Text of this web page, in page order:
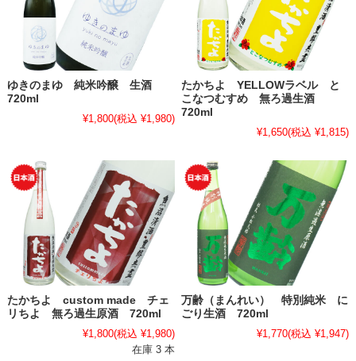
ゆきのまゆ 純米吟醸 生酒
720ml
¥1,800(税込 ¥1,980)
たかちよ YELLOWラベル と
こなつむすめ 無ろ過生酒
720ml
¥1,650(税込 ¥1,815)
たかちよ custom made チェ
リちよ 無ろ過生原酒 720ml
¥1,800(税込 ¥1,980)
在庫 3 本
万齢（まんれい） 特別純米 に
ごり生酒 720ml
¥1,770(税込 ¥1,947)